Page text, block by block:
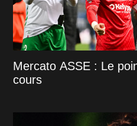
Mercato ASSE : Le
cours